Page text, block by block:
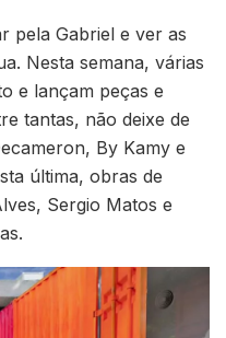
pela Gabriel e ver as
Nesta semana, várias
e lançam peças e
tantas, não deixe de
By Kamy e
última, obras de
Sergio Matos e